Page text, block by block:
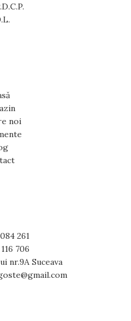
noi
261
706
nr.9A Suceava